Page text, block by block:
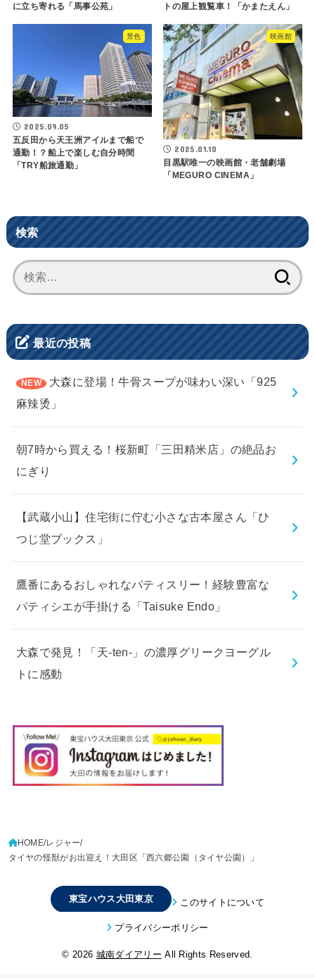
に立ち寄れる「馬事公苑」
トの屋上観覧車！「かまたえん」
景色
2025.09.05
五反田から天王洲アイルまで船で
通勤！？船上で楽しむ自分時間
「TRY船旅通勤」
映画館
2025.01.10
目黒駅唯一の映画館・老舗劇場
「MEGURO CINEMA」
検索
索:
最近の投稿
大森に登場！牛骨スープが味わい深い「925
麻辣烫」
朝7時から買える！桜新町「三田精米店」の絶品お
にぎり
【武蔵小山】住宅街に佇む小さな古本屋さん「ひ
つじ堂ブックス」
鷹番にあるおしゃれなパティスリー！経験豊富な
パティシエが手掛ける「Taisuke Endo」
大森で発見！「天-ten-」の濃厚グリークヨーグル
トに感動
HOME レジャー
タイヤの怪獣がお出迎え！大田区「西六郷公園（タイヤ公園）」
東宝ハウス大田東京 このサイトについて
プライバシーポリシー
© 2026 城南ダイアリー All Rights Reserved.